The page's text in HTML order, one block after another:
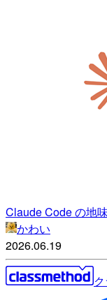
Claude Code の地
かわい
2026.06.19